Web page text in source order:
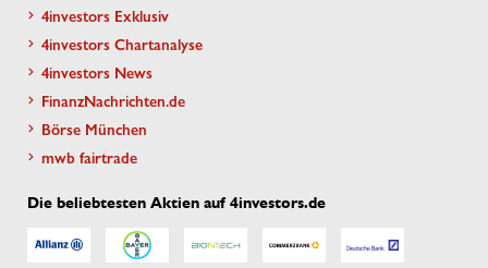
4investors Exklusiv
4investors Chartanalyse
4investors News
FinanzNachrichten.de
Börse München
mwb fairtrade
Die beliebtesten Aktien auf 4investors.de